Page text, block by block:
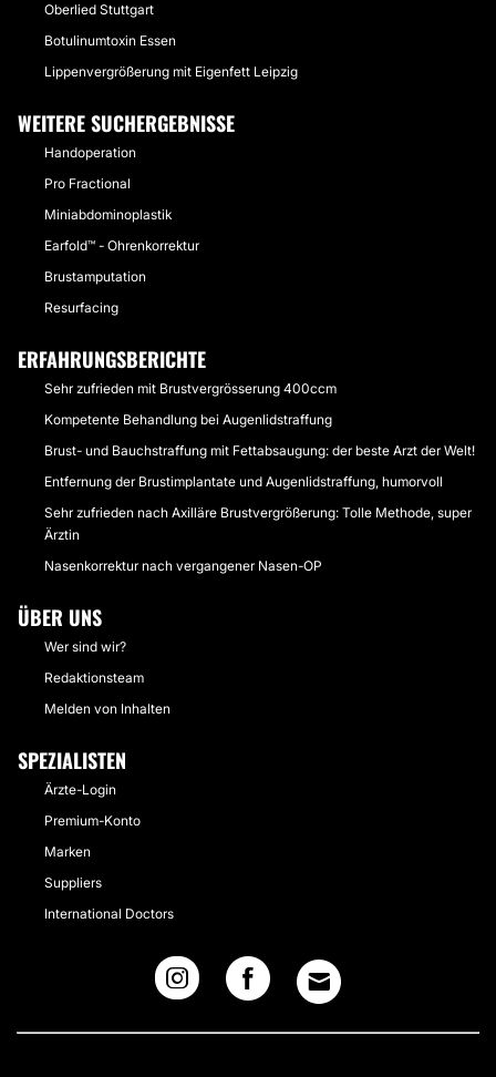
Oberlied Stuttgart
Botulinumtoxin Essen
Lippenvergrößerung mit Eigenfett Leipzig
WEITERE SUCHERGEBNISSE
Handoperation
Pro Fractional
Miniabdominoplastik
Earfold™ - Ohrenkorrektur
Brustamputation
Resurfacing
ERFAHRUNGSBERICHTE
Sehr zufrieden mit Brustvergrösserung 400ccm
Kompetente Behandlung bei Augenlidstraffung
Brust- und Bauchstraffung mit Fettabsaugung: der beste Arzt der Welt!
Entfernung der Brustimplantate und Augenlidstraffung, humorvoll
Sehr zufrieden nach Axilläre Brustvergrößerung: Tolle Methode, super
Ärztin
Nasenkorrektur nach vergangener Nasen-OP
ÜBER UNS
Wer sind wir?
Redaktionsteam
Melden von Inhalten
SPEZIALISTEN
Ärzte-Login
Premium-Konto
Marken
Suppliers
International Doctors